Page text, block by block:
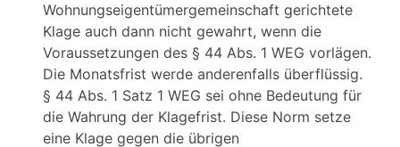
Wohnungseigentümergemeinschaft gerichtete
Klage auch dann nicht gewahrt, wenn die
Voraussetzungen des § 44 Abs. 1 WEG vorlägen.
Die Monatsfrist werde anderenfalls überflüssig.
§ 44 Abs. 1 Satz 1 WEG sei ohne Bedeutung für
die Wahrung der Klagefrist. Diese Norm setze
eine Klage gegen die übrigen